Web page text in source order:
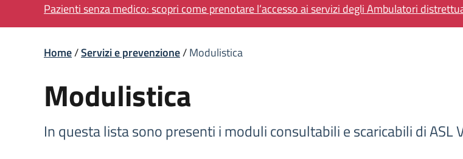
Pazienti senza medico: scopri come prenotare l’accesso ai servizi degli Ambulatori
Home/Servizi e prevenzione/Modulistica
Modulistica
In questa lista sono presenti i moduli consultabili e scaricabili di ASL